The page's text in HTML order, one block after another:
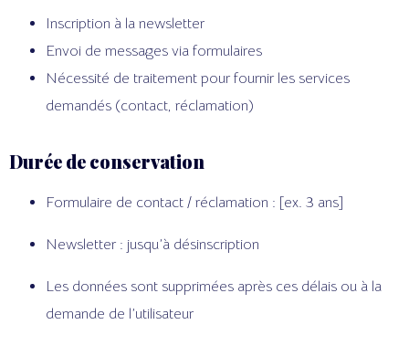
Inscription à la newsletter
Envoi de messages via formulaires
Nécessité de traitement pour fournir les services
demandés (contact, réclamation)
Durée de conservation
Formulaire de contact / réclamation : [ex. 3 ans]
Newsletter : jusqu’à désinscription
Les données sont supprimées après ces délais ou à la
demande de l’utilisateur